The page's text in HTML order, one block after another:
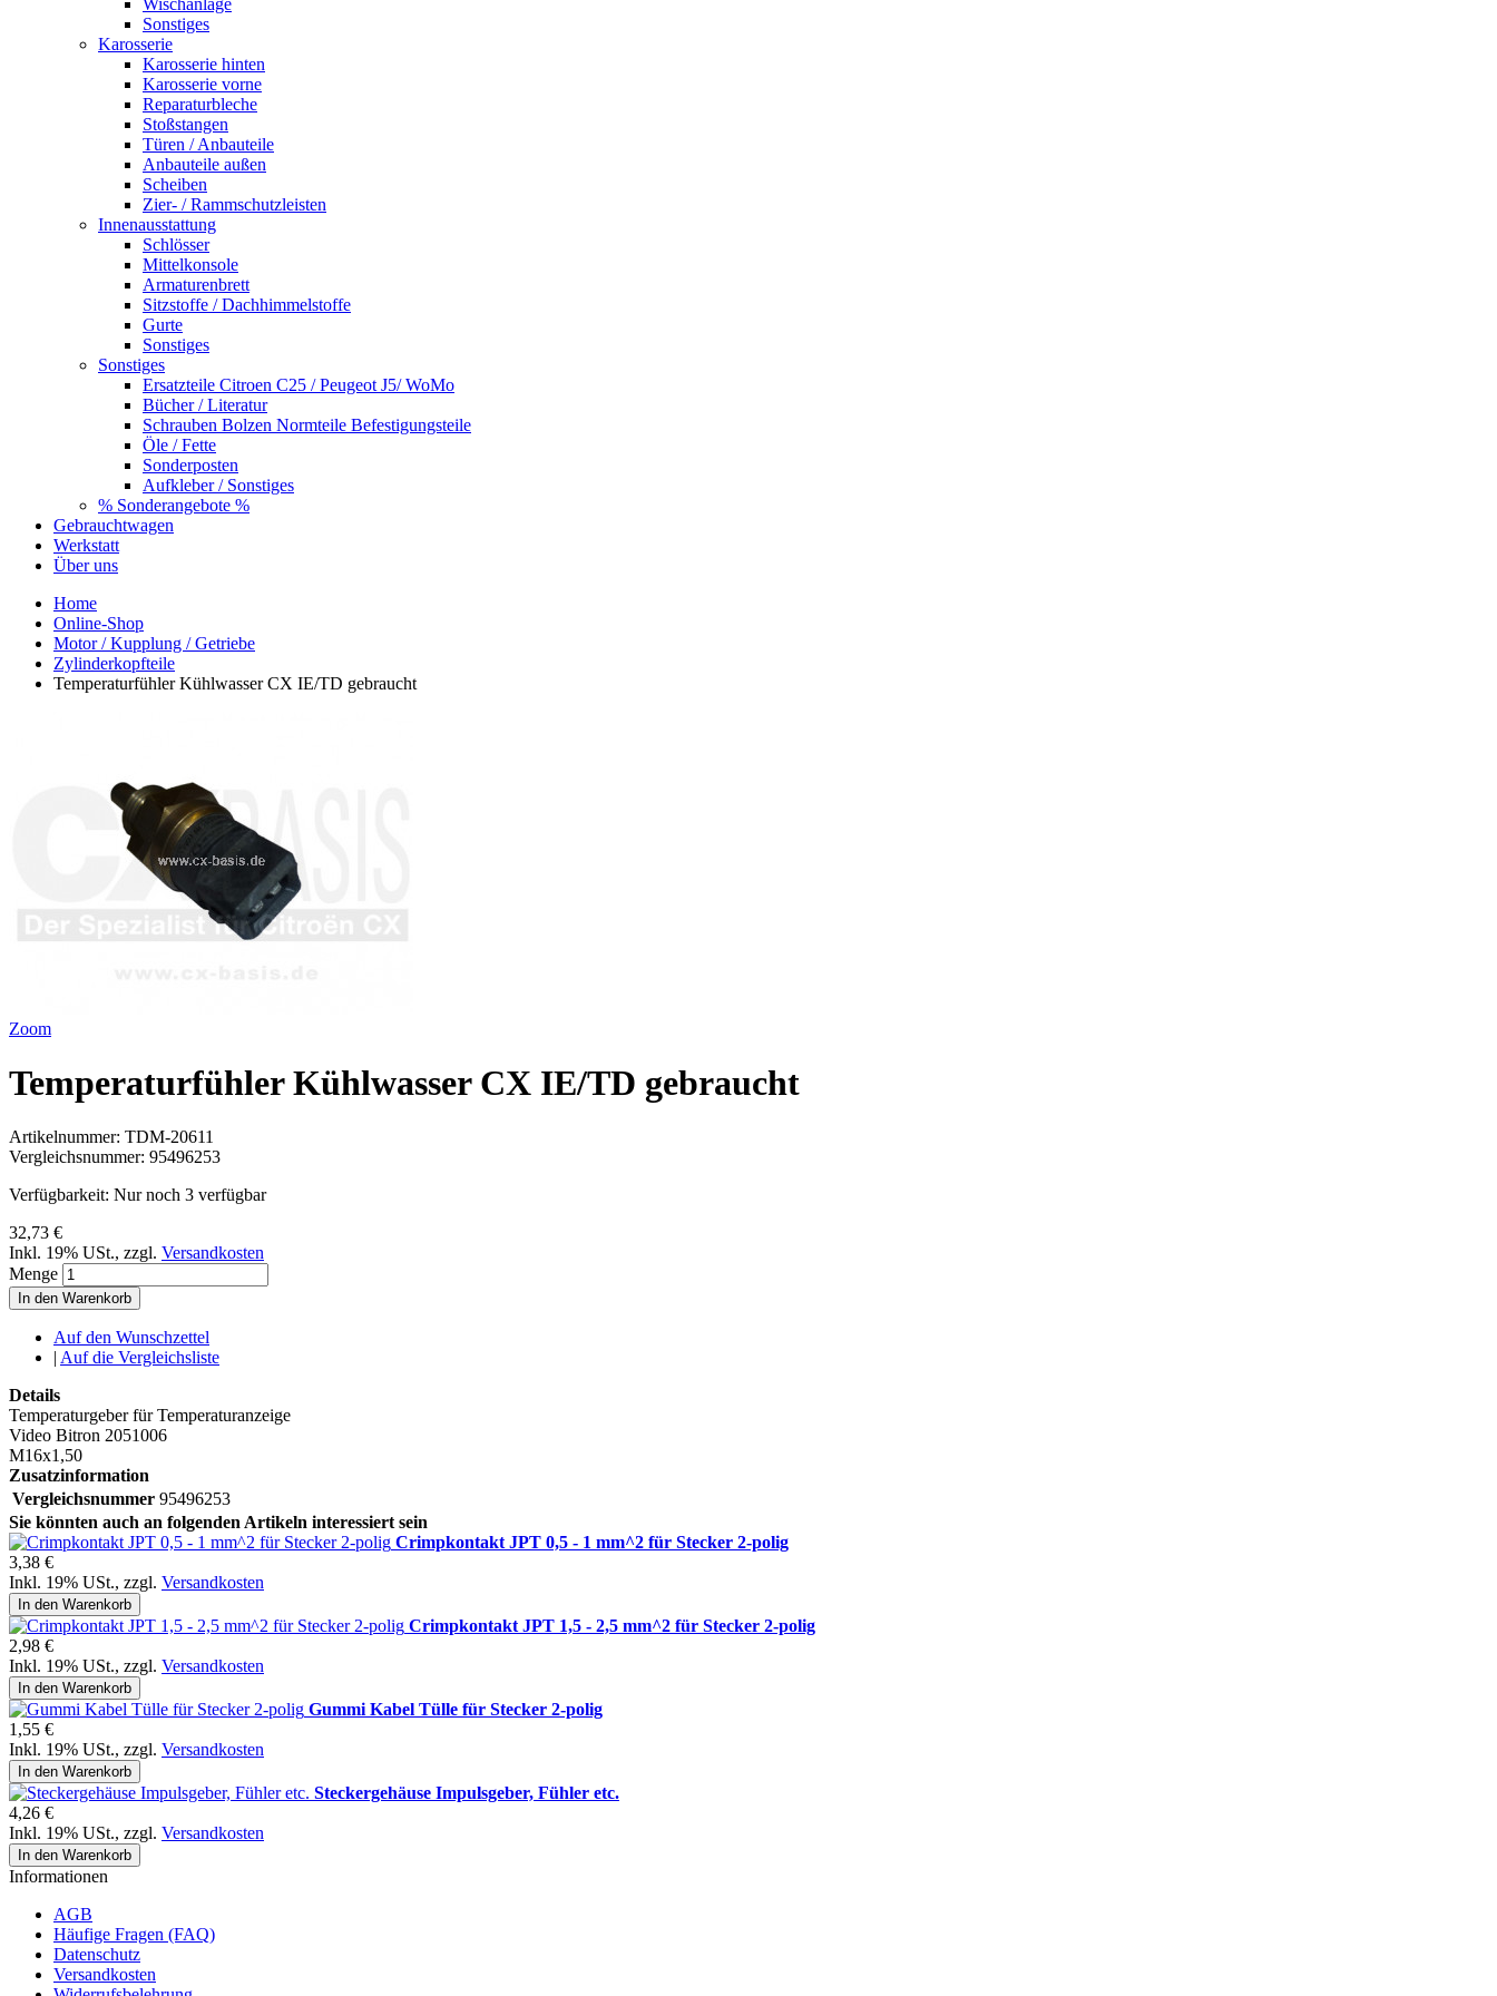
Sonstiges
Karosserie
Karosserie hinten
Karosserie vorne
Reparaturbleche
Stoßstangen
Türen / Anbauteile
Anbauteile außen
Scheiben
Zier- / Rammschutzleisten
Innenausstattung
Schlösser
Mittelkonsole
Armaturenbrett
Sitzstoffe / Dachhimmelstoffe
Gurte
Sonstiges
Sonstiges
Ersatzteile Citroen C25 / Peugeot J5/ WoMo
Bücher / Literatur
Schrauben Bolzen Normteile Befestigungsteile
Öle / Fette
Sonderposten
Aufkleber / Sonstiges
% Sonderangebote %
Gebrauchtwagen
Werkstatt
Über uns
Home
Online-Shop
Motor / Kupplung / Getriebe
Zylinderkopfteile
Temperaturfühler Kühlwasser CX IE/TD gebraucht
Zoom
Temperaturfühler Kühlwasser CX IE/TD gebraucht
Artikelnummer: TDM-20611
Vergleichsnummer: 95496253
Verfügbarkeit: Nur noch 3 verfügbar
32,73 €
Inkl. 19% USt., zzgl. Versandkosten
Menge
In den Warenkorb
Auf den Wunschzettel
| Auf die Vergleichsliste
Details
Temperaturgeber für Temperaturanzeige
Video Bitron 2051006
M16x1,50
Zusatzinformation
Vergleichsnummer 95496253
Sie könnten auch an folgenden Artikeln interessiert sein
Crimpkontakt JPT 0,5 - 1 mm^2 für Stecker 2-polig
3,38 €
Inkl. 19% USt., zzgl. Versandkosten
In den Warenkorb
Crimpkontakt JPT 1,5 - 2,5 mm^2 für Stecker 2-polig
2,98 €
Inkl. 19% USt., zzgl. Versandkosten
In den Warenkorb
Gummi Kabel Tülle für Stecker 2-polig
1,55 €
Inkl. 19% USt., zzgl. Versandkosten
In den Warenkorb
Steckergehäuse Impulsgeber, Fühler etc.
4,26 €
Inkl. 19% USt., zzgl. Versandkosten
In den Warenkorb
Informationen
AGB
Häufige Fragen (FAQ)
Datenschutz
Versandkosten